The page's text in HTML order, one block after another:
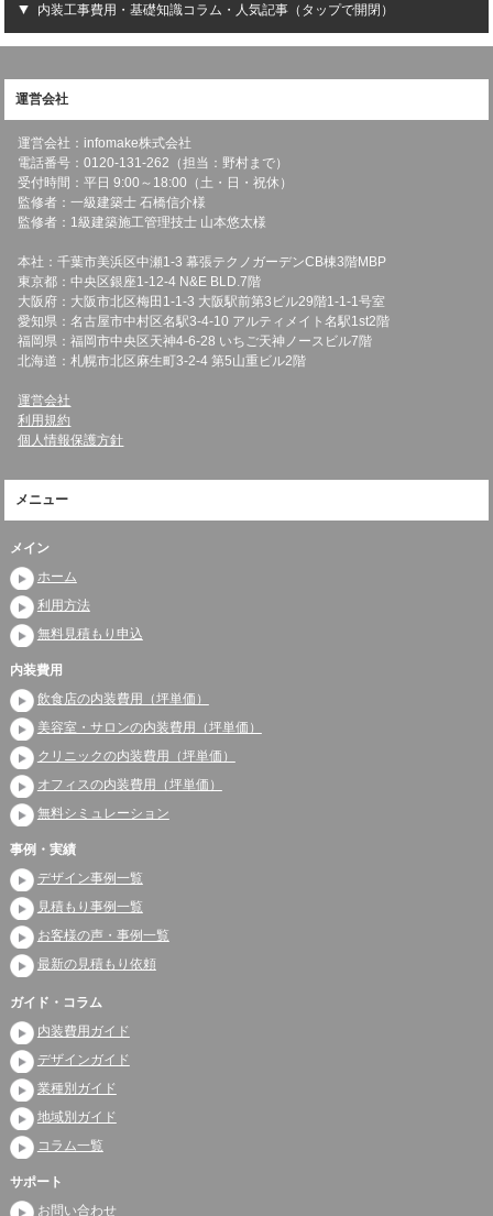
内装工事費用・基礎知識コラム・人気記事（タップで開閉）
運営会社
運営会社：infomake株式会社
電話番号：0120-131-262（担当：野村まで）
受付時間：平日 9:00～18:00（土・日・祝休）
監修者：一級建築士 石橋信介様
監修者：1級建築施工管理技士 山本悠太様
本社：千葉市美浜区中瀬1-3 幕張テクノガーデンCB棟3階MBP
東京都：中央区銀座1-12-4 N&E BLD.7階
大阪府：大阪市北区梅田1-1-3 大阪駅前第3ビル29階1-1-1号室
愛知県：名古屋市中村区名駅3-4-10 アルティメイト名駅1st2階
福岡県：福岡市中央区天神4-6-28 いちご天神ノースビル7階
北海道：札幌市北区麻生町3-2-4 第5山重ビル2階
運営会社
利用規約
個人情報保護方針
メニュー
メイン
ホーム
利用方法
無料見積もり申込
内装費用
飲食店の内装費用（坪単価）
美容室・サロンの内装費用（坪単価）
クリニックの内装費用（坪単価）
オフィスの内装費用（坪単価）
無料シミュレーション
事例・実績
デザイン事例一覧
見積もり事例一覧
お客様の声・事例一覧
最新の見積もり依頼
ガイド・コラム
内装費用ガイド
デザインガイド
業種別ガイド
地域別ガイド
コラム一覧
サポート
お問い合わせ